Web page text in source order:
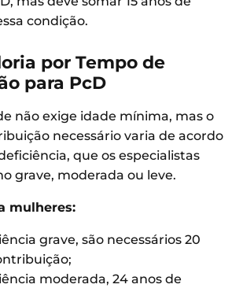
condição.
por Tempo de
para PcD
não exige idade mínima, mas o
necessário varia de acordo
que os especialistas
grave, moderada ou leve.
mulheres:
grave, são necessários 20
moderada, 24 anos de